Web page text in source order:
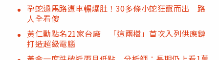
孕蛇過馬路遭車輾爆肚！30多條小蛇狂竄而出 路
人全看傻
黃仁勳點名21家台廠 「這兩檔」首次入列供應鏈
打造超級電腦